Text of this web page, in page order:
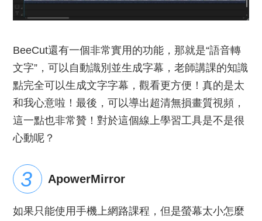
BeeCut還有一個非常實用的功能，那就是“語音轉
文字”，可以自動識別並生成字幕，老師講課的知識
點完全可以生成文字字幕，觀看更方便！真的是太
和我心意啦！最後，可以導出超清無損畫質視頻，
這一點也非常贊！對於這個線上學習工具是不是很
心動呢？
ApowerMirror
如果只能使用手機上網路課程，但是螢幕太小怎麼